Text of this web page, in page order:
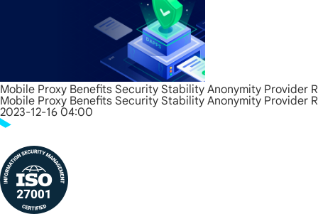
Mobile Proxy Benefits Security Stability Anonymity Provider
Mobile Proxy Benefits Security Stability Anonymity Provider
2023-12-16 04:00